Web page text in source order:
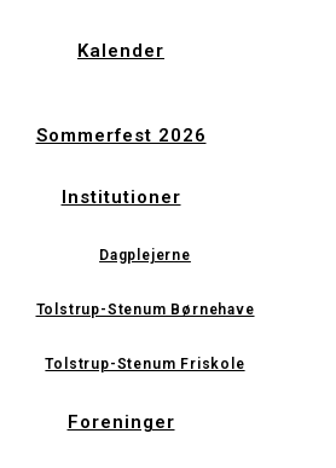
Kalender
Sommerfest 2026
Institutioner
Dagplejerne
Tolstrup-Stenum Børnehave
Tolstrup-Stenum Friskole
Foreninger